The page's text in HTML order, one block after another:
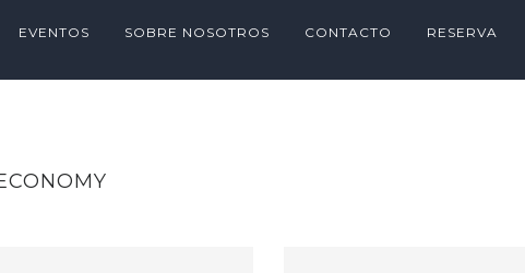
EVENTOS SOBRE NOSOTROS CONTACTO RESERVA